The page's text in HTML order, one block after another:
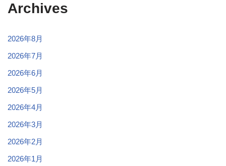
Archives
2026年8月
2026年7月
2026年6月
2026年5月
2026年4月
2026年3月
2026年2月
2026年1月